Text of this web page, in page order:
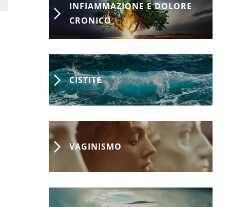
INFIAMMAZIONE E DOLORE
CRONICO
CISTITE
VAGINISMO